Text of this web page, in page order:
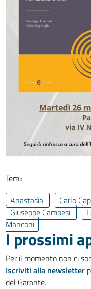
Temi:
Anastasìa
Carlo
Giuseppe Campesi
Manconi
I prossimi
Per il momento non ci
Iscriviti alla newsletter
del Garante.